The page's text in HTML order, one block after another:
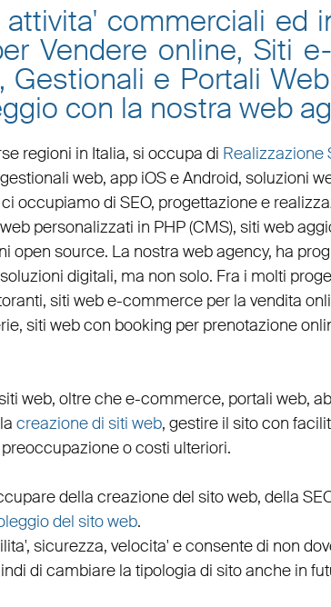
commerciali ed
Vendere online, Siti
e Portali
con la nostra web
regioni in Italia, si occupa di Realizzazione
gestionali web, app iOS e Android, soluzioni
occupiamo di SEO, progettazione e
personalizzati in PHP(CMS), siti web
open source. La nostra web agency, ha
digitali, ma non solo. Fra i molti
, siti web e-commerceper la vendita
, siti web con booking per prenotazione
web, oltre chee-commerce, portali web,
creazione di siti web, gestire il sito con
o costi ulteriori.
della creazione del sito web, della
del sito web.
, sicurezza, velocita' e consente di non
di cambiare la tipologia di sito anche in